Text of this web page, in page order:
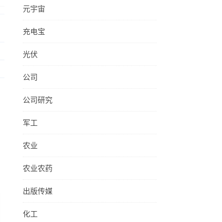
元宇宙
充电宝
光伏
公司
公司研究
军工
农业
农业农药
出版传媒
化工